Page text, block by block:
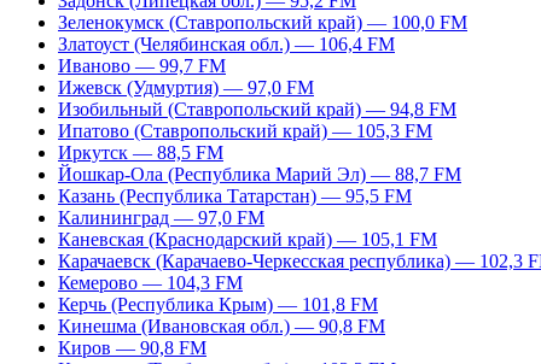
Зеленокумск (Ставропольский край) — 100,0 FM
Златоуст (Челябинская обл.) — 106,4 FM
Иваново — 99,7 FM
Ижевск (Удмуртия) — 97,0 FM
Изобильный (Ставропольский край) — 94,8 FM
Ипатово (Ставропольский край) — 105,3 FM
Иркутск — 88,5 FM
Йошкар-Ола (Республика Марий Эл) — 88,7 FM
Казань (Республика Татарстан) — 95,5 FM
Калининград — 97,0 FM
Каневская (Краснодарский край) — 105,1 FM
Карачаевск (Карачаево-Черкесская республика) — 102,3
Кемерово — 104,3 FM
Керчь (Республика Крым) — 101,8 FM
Кинешма (Ивановская обл.) — 90,8 FM
Киров — 90,8 FM